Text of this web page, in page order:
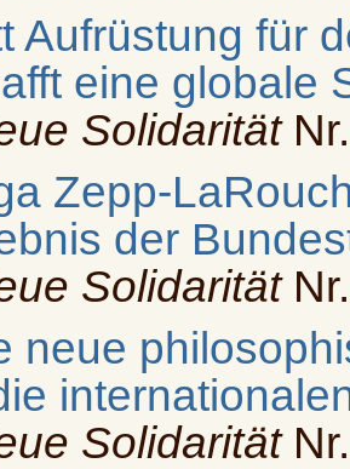
Aufrüstung für
eine globale
Solidarität
Zepp-
der
Solidarität
neue
Solidarität